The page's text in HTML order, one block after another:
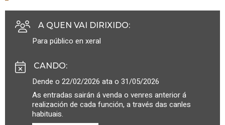
A QUEN VAI DIRIXIDO:
Para público en xeral
CANDO:
Dende o 22/02/2026 ata o 31/05/2026
As entradas sairán á venda o venres anterior á
realización de cada función, a través das canles
habituais.